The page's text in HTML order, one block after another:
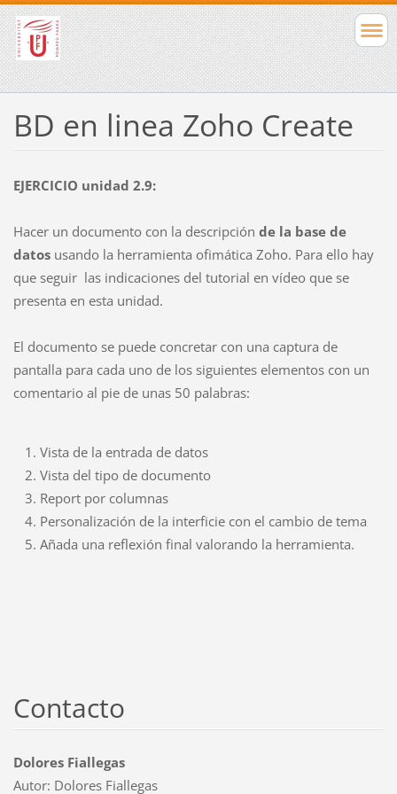
BD en linea Zoho Create
EJERCICIO unidad 2.9:
Hacer un documento con la descripción de la base de
datosusando la herramienta ofimática Zoho. Para ello hay
que seguir las indicaciones del tutorial en vídeo que se
presenta en esta unidad.
El documento se puede concretar con una captura de
pantalla para cada uno de los siguientes elementos con un
comentario al pie de unas 50 palabras:
Vista de la entrada de datos
Vista del tipo de documento
Report por columnas
Personalización de la interficie con el cambio de tema
Añada una reflexión final valorando la herramienta.
Contacto
Dolores Fiallegas
Autor: Dolores Fiallegas